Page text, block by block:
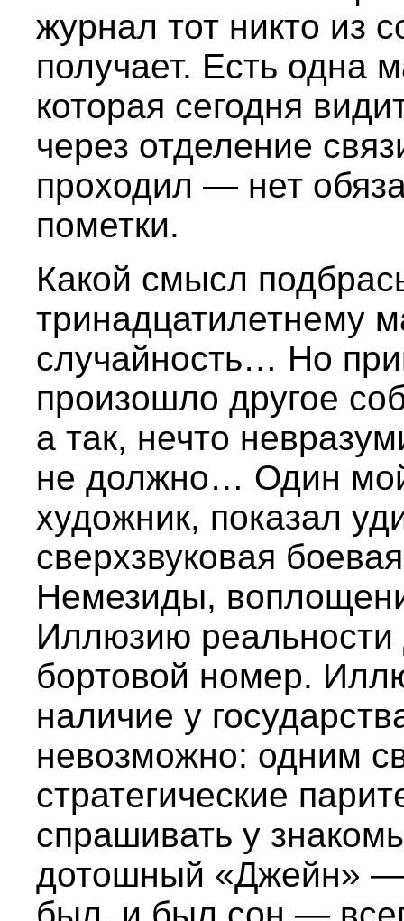
журнал тот никто из
получает. Есть одна
которая сегодня
через отделение
проходил — нет
пометки.
Какой смысл
тринадцатилетнему
случайность… Но
произошло другое
а так, нечто
не должно… Один
художник, показал
сверхзвуковая
Немезиды,
Иллюзию реальности
бортовой номер.
наличие у
невозможно: одним
стратегические
спрашивать у
дотошный «Джейн» —